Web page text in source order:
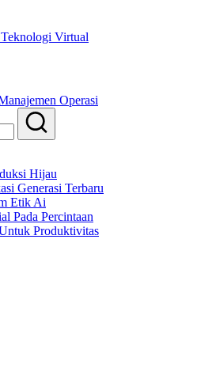
Virtual
Operasi
Hijau
Generasi Terbaru
Etik Ai
Pada Percintaan
Produktivitas